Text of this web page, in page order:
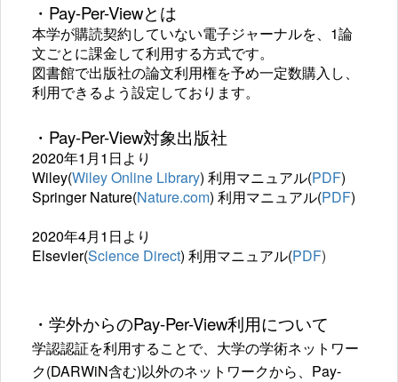
・Pay-Per-Viewとは
本学が購読契約していない電子ジャーナルを、 1論
文ごとに課金して利用する方式です。
図書館で出版社の論文利用権を予め一定数購入し、
利用できるよう設定しております。
・Pay-Per-View対象出版社
2020年1月1日より
Wiley(Wiley Online Library) 利用マニュアル(PDF)
Springer Nature(Nature.com) 利用マニュアル(PDF)
2020年4月1日より
Elsevier(Science Direct) 利用マニュアル(PDF)
・学外からのPay-Per-View利用について
学認認証を利用することで、 大学の学術ネットワー
ク(DARWiN含む)以外のネットワークから、Pay-